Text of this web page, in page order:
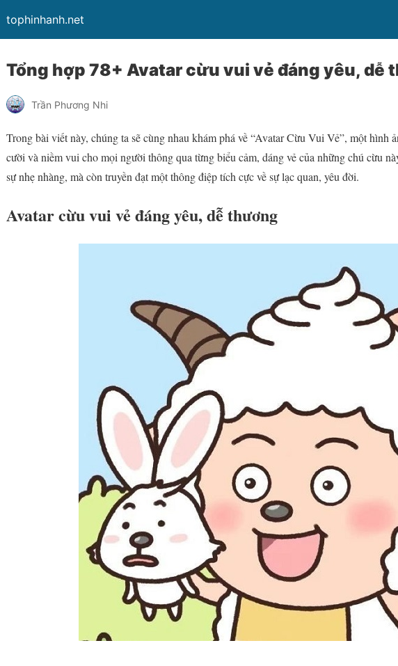
tophinhanh.net
Tổng hợp 78+ Avatar cừu vui vẻ đáng yêu, dễ
Trần Phương Nhi
Trong bài viết này, chúng ta sẽ cùng nhau khám phá về “Avatar Cừu Vui Vẻ”, một hình
cười và niềm vui cho mọi người thông qua từng biểu cảm, dáng vẻ của những chú cừu
sự nhẹ nhàng, mà còn truyền đạt một thông điệp tích cực về sự lạc quan, yêu đời.
Avatar cừu vui vẻ đáng yêu, dễ thương